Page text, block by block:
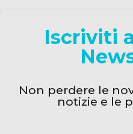
Iscriviti
Non perdere le
notizie e le